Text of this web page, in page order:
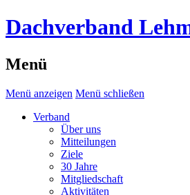
Dachverband
Menü
Menü anzeigen Menü schließen
Verband
Über uns
Mitteilungen
Ziele
30 Jahre
Mitgliedschaft
Aktivitäten